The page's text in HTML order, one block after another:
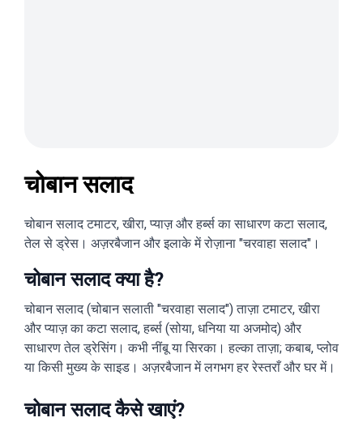
चोबान सलाद
चोबान सलाद टमाटर, खीरा, प्याज़ और हर्ब्स का साधारण कटा सलाद,
तेल से ड्रेस। अज़रबैजान और इलाके में रोज़ाना "चरवाहा सलाद"।
चोबान सलाद क्या है?
चोबान सलाद (चोबान सलाती "चरवाहा सलाद") ताज़ा टमाटर, खीरा
और प्याज़ का कटा सलाद, हर्ब्स (सोया, धनिया या अजमोद) और
साधारण तेल ड्रेसिंग। कभी नींबू या सिरका। हल्का ताज़ा; कबाब, प्लोव
या किसी मुख्य के साइड। अज़रबैजान में लगभग हर रेस्तराँ और घर में।
चोबान सलाद कैसे खाएं?